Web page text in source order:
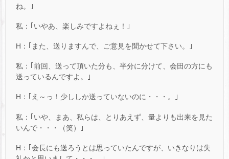
ね。｣
私：｢いやあ、楽しみですよねぇ！｣
H：｢また、送りますんで、ご意見を聞かせて下さい。｣
私：｢前回、送って頂いた分も、半分に分けて、会田の方にも
送っているんですよ。｣
H：｢え～っ！少ししか送っていないのに・・・。｣
私：｢いや、まあ、私らは、とりあえず、量よりも出来を見た
いんで・・・（笑）｣
H：｢会長にも送ろうとは思っていたんですが、いきなりは失